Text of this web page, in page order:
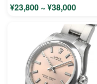
¥23,800 ~ ¥38,000